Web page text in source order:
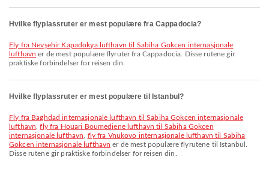
Hvilke flyplassruter er mest populære fra Cappadocia?
fly fra Nevşehir Kapadokya lufthavn til Sabiha Gokcen internasjonale
lufthavn er de mest populære flyruter fra Cappadocia. Disse rutene gir
praktiske forbindelser for reisen din.
Hvilke flyplassruter er mest populære til Istanbul?
fly fra Baghdad internasjonale lufthavn til Sabiha Gokcen internasjonale
lufthavn ,fly fra Houari Boumediene lufthavn til Sabiha Gokcen
internasjonale lufthavn
fly fra Vnukovo internasjonale lufthavn til Sabiha
Gokcen internasjonale lufthavn er de mest populære flyrutene til Istanbul.
Disse rutene gir praktiske forbindelser for reisen din.